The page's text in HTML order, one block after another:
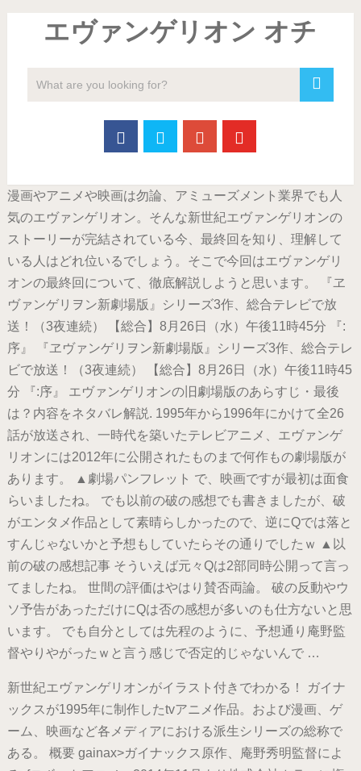
エヴァンゲリオン オチ
漫画やアニメや映画は勿論、アミューズメント業界でも人
気のエヴァンゲリオン。そんな新世紀エヴァンゲリオンの
ストーリーが完結されている今、最終回を知り、理解して
いる人はどれ位いるでしょう。そこで今回はエヴァンゲリ
オンの最終回について、徹底解説しようと思います。 『ヱ
ヴァンゲリヲン新劇場版』シリーズ3作、総合テレビで放
送！（3夜連続） 【総合】8月26日（水）午後11時45分 『:
序』 『ヱヴァンゲリヲン新劇場版』シリーズ3作、総合テレ
ビで放送！（3夜連続） 【総合】8月26日（水）午後11時45
分 『:序』 エヴァンゲリオンの旧劇場版のあらすじ・最後
は？内容をネタバレ解説. 1995年から1996年にかけて全26
話が放送され、一時代を築いたテレビアニメ、エヴァンゲ
リオンには2012年に公開されたものまで何作もの劇場版が
あります。 ▲劇場パンフレット で、映画ですが最初は面食
らいましたね。 でも以前の破の感想でも書きましたが、破
がエンタメ作品として素晴らしかったので、逆にQでは落と
すんじゃないかと予想もしていたらその通りでしたｗ ▲以
前の破の感想記事 そういえば元々Qは2部同時公開って言っ
てましたね。 世間の評価はやはり賛否両論。 破の反動やウ
ソ予告があっただけにQは否の感想が多いのも仕方ないと思
います。 でも自分としては先程のように、予想通り庵野監
督やりやがったｗと言う感じで否定的じゃないんで …
新世紀エヴァンゲリオンがイラスト付きでわかる！ ガイナ
ックスが1995年に制作したtvアニメ作品。および漫画、ゲ
ーム、映画など各メディアにおける派生シリーズの総称で
ある。 概要 gainax>ガイナックス原作、庵野秀明監督によ